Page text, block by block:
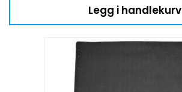
Legg i handlekurv